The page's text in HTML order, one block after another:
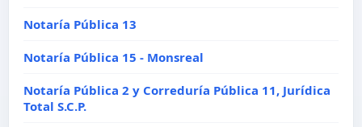
Notaría Pública 13
Notaría Pública 15 - Monsreal
Notaría Pública 2 y Correduría Pública 11, Jurídica
Total S.C.P.